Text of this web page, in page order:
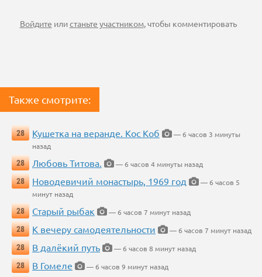
Войдите илистаньте участником, чтобы комментировать
Также смотрите:
28 Кушетка на веранде. Кос Коб
— 6 часов 3 минуты
назад
28
Любовь Титова.
— 6 часов 4 минуты назад
28
Новодевичий монастырь, 1969 год
— 6 часов 5
минут назад
28
Старый рыбак
— 6 часов 7 минут назад
28
К вечеру самодеятельности
— 6 часов 7 минут назад
28
В далёкий путь
— 6 часов 8 минут назад
28
В Гомеле
— 6 часов 9 минут назад